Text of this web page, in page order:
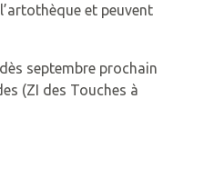
et peuvent
septembre prochain
(ZI des Touches à